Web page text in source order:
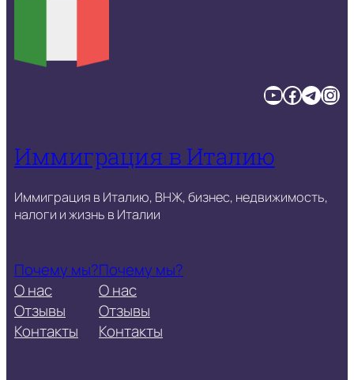
YouTube Facebook TelegramInstagram
Иммиграция в Италию
Иммиграция в Италию, ВНЖ, бизнес, недвижимость,
налоги и жизнь в Италии
Почему мы?
О нас
Отзывы
Контакты
Почему мы?
О нас
Отзывы
Контакты